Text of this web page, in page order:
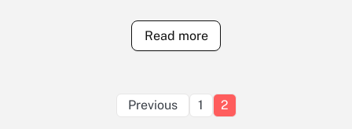
Read more
Posts
Previous 1 2